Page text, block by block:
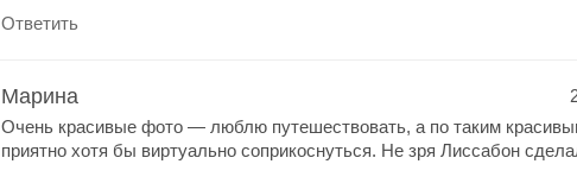
Ответить
Марина
Очень красивые фото — люблю путешествовать, а по таким
приятно хотя бы виртуально соприкоснуться. Не зря Лиссабон